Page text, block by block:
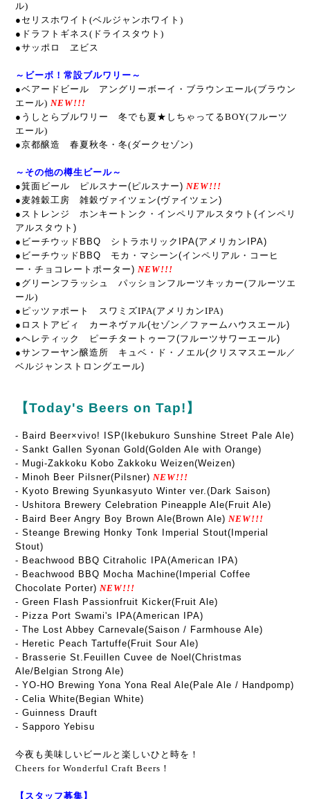
ル)
●セリスホワイト(ベルジャンホワイト)
●ドラフトギネス(ドライスタウト)
●サッポロ ヱビス
～ビーボ！常設ブルワリー～
●ベアードビール アングリーボーイ・ブラウンエール(ブラウン
エール) NEW!!!
●うしとらブルワリー 冬でも夏★しちゃってるBOY(フルーツ
エール)
●京都醸造 春夏秋冬・冬(ダークセゾン)
～その他の樽生ビール～
●箕面ビール ピルスナー(ピルスナー) NEW!!!
●麦雑穀工房 雑穀ヴァイツェン(ヴァイツェン)
●ストレンジ ホンキートンク・インペリアルスタウト(インペリ
アルスタウト)
●ビーチウッドBBQ シトラホリックIPA(アメリカンIPA)
●ビーチウッドBBQ モカ・マシーン(インペリアル・コーヒ
ー・チョコレートポーター) NEW!!!
●グリーンフラッシュ パッションフルーツキッカー(フルーツエ
ール)
●ピッツァポート スワミズIPA(アメリカンIPA)
● ロストアビィ カーネヴァル(セゾン／ファームハウスエール)
●ヘレティック ピーチタートゥーフ(フルーツサワーエール)
●サンフーヤン醸造所 キュベ・ド・ノエル(クリスマスエール／
ベルジャンストロングエール)
【Today's Beers on Tap!】
- Baird Beer×vivo! ISP(Ikebukuro Sunshine Street Pale Ale)
- Sankt Gallen Syonan Gold(Golden Ale with Orange)
- Mugi-Zakkoku Kobo Zakkoku Weizen(Weizen)
- Minoh Beer Pilsner(Pilsner) NEW!!!
- Kyoto Brewing Syunkasyuto Winter ver.(Dark Saison)
- Ushitora Brewery Celebration Pineapple Ale(Fruit Ale)
- Baird Beer Angry Boy Brown Ale(Brown Ale) NEW!!!
- Steange Brewing Honky Tonk Imperial Stout(Imperial
Stout)
- Beachwood BBQ Citraholic IPA(American IPA)
- Beachwood BBQ Mocha Machine(Imperial Coffee
Chocolate Porter) NEW!!!
- Green Flash Passionfruit Kicker(Fruit Ale)
- Pizza Port Swami's IPA(American IPA)
- The Lost Abbey Carnevale(Saison / Farmhouse Ale)
- Heretic Peach Tartuffe(Fruit Sour Ale)
- Brasserie St.Feuillen Cuvee de Noel(Christmas
Ale/Belgian Strong Ale)
- YO-HO Brewing Yona Yona Real Ale(Pale Ale / Handpomp)
- Celia White(Begian White)
- Guinness Drauft
- Sapporo Yebisu
今夜も美味しいビールと楽しいひと時を！
Cheers for Wonderful Craft Beers！
【スタッフ募集】